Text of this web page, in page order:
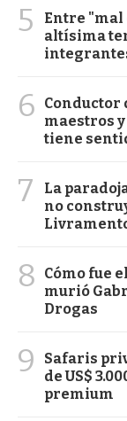
5
Entre "mal
altísima
6
Conductor
maestros
tiene
7
La
no
8
Cómo fue
murió
Drogas
9
Safaris
de US$
premium